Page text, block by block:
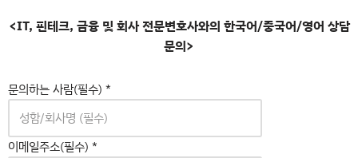
<IT, 핀테크, 금융 및 회사 전문변호사와의 한국어/중국어/영어 상담
문의>
문의하는 사람(필수) *
이메일주소(필수) *